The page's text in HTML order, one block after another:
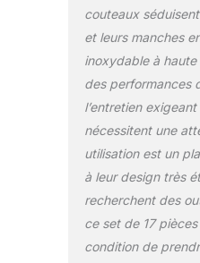
couteaux
et leurs manches
inoxydable à
des performances
l’entretien
nécessitent une
utilisation est un
à leur design très
recherchent des
ce set de 17
condition de